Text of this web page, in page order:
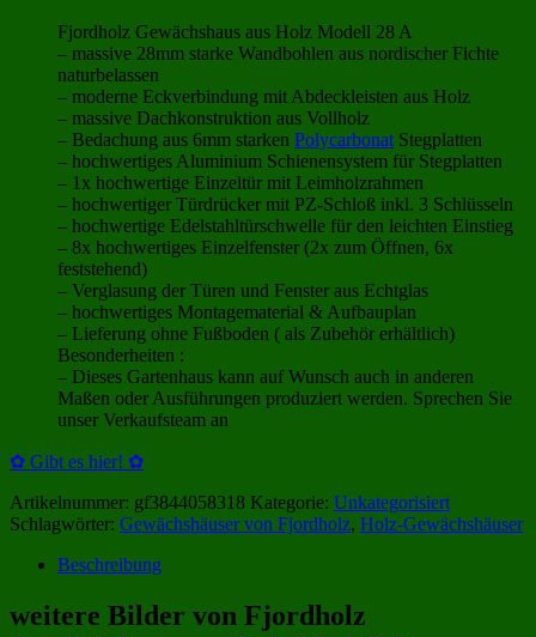
Fjordholz Gewächshaus aus Holz Modell 28 A
– massive 28mm starke Wandbohlen aus nordischer Fichte
naturbelassen
– moderne Eckverbindung mit Abdeckleisten aus Holz
– massive Dachkonstruktion aus Vollholz
– Bedachung aus 6mm starken Polycarbonat Stegplatten
– hochwertiges Aluminium Schienensystem für Stegplatten
– 1x hochwertige Einzeltür mit Leimholzrahmen
– hochwertiger Türdrücker mit PZ-Schloß inkl. 3 Schlüsseln
– hochwertige Edelstahltürschwelle für den leichten Einstieg
– 8x hochwertiges Einzelfenster (2x zum Öffnen, 6x
feststehend)
– Verglasung der Türen und Fenster aus Echtglas
– hochwertiges Montagematerial & Aufbauplan
– Lieferung ohne Fußboden ( als Zubehör erhältlich)
Besonderheiten :
– Dieses Gartenhaus kann auf Wunsch auch in anderen
Maßen oder Ausführungen produziert werden. Sprechen Sie
unser Verkaufsteam an
✿ Gibt es hier! ✿
Artikelnummer: gf3844058318 Kategorie: Unkategorisiert
Schlagwörter: Gewächshäuser von Fjordholz, Holz-Gewächshäuser
Beschreibung
weitere Bilder von Fjordholz